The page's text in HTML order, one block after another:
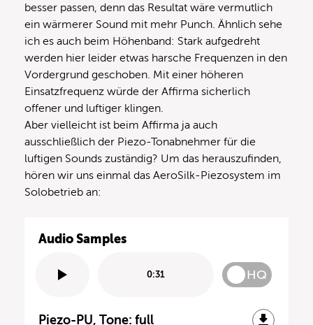
besser passen, denn das Resultat wäre vermutlich
ein wärmerer Sound mit mehr Punch. Ähnlich sehe
ich es auch beim Höhenband: Stark aufgedreht
werden hier leider etwas harsche Frequenzen in den
Vordergrund geschoben. Mit einer höheren
Einsatzfrequenz würde der Affirma sicherlich
offener und luftiger klingen.
Aber vielleicht ist beim Affirma ja auch
ausschließlich der Piezo-Tonabnehmer für die
luftigen Sounds zuständig? Um das herauszufinden,
hören wir uns einmal das AeroSilk-Piezosystem im
Solobetrieb an:
Audio Samples
0:31 HQ
Piezo-PU, Tone: full